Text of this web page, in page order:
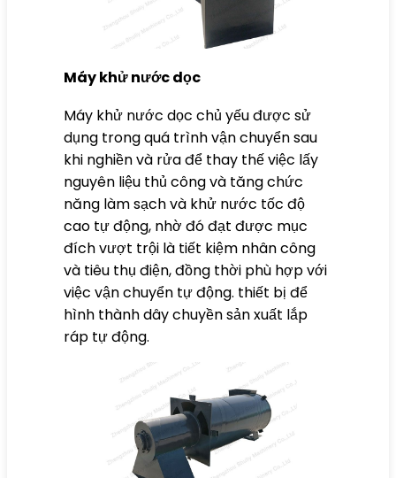
Máy khử nước dọc
Máy khử nước dọc chủ yếu được sử
dụng trong quá trình vận chuyển sau
khi nghiền và rửa để thay thế việc lấy
nguyên liệu thủ công và tăng chức
năng làm sạch và khử nước tốc độ
cao tự động, nhờ đó đạt được mục
đích vượt trội là tiết kiệm nhân công
và tiêu thụ điện, đồng thời phù hợp với
việc vận chuyển tự động. thiết bị để
hình thành dây chuyền sản xuất lắp
ráp tự động.